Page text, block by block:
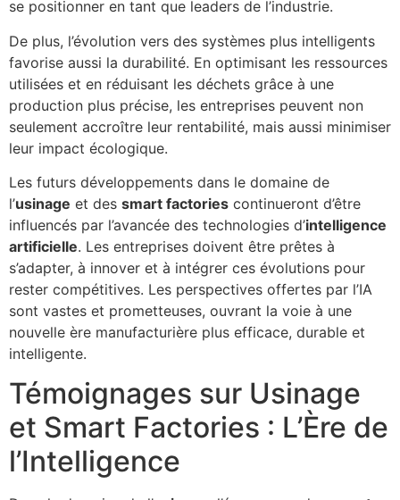
se positionner en tant que leaders de l’industrie.
De plus, l’évolution vers des systèmes plus intelligents
favorise aussi la durabilité. En optimisant les ressources
utilisées et en réduisant les déchets grâce à une
production plus précise, les entreprises peuvent non
seulement accroître leur rentabilité, mais aussi minimiser
leur impact écologique.
Les futurs développements dans le domaine de
l’usinage et des smart factories continueront d’être
influencés par l’avancée des technologies d’intelligence
artificielle. Les entreprises doivent être prêtes à
s’adapter, à innover et à intégrer ces évolutions pour
rester compétitives. Les perspectives offertes par l’IA
sont vastes et prometteuses, ouvrant la voie à une
nouvelle ère manufacturière plus efficace, durable et
intelligente.
Témoignages sur Usinage
et Smart Factories : L’Ère de
l’Intelligence